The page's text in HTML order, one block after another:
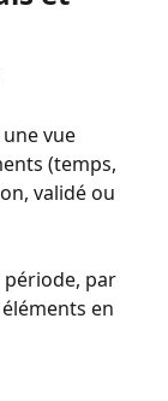
vue
(temps,
validé ou
par
en